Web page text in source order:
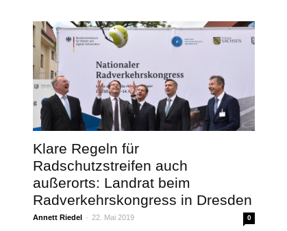
Klare Regeln für
Radschutzstreifen auch
außerorts: Landrat beim
Radverkehrskongress in Dresden
Annett Riedel - 22. Mai 2019 0